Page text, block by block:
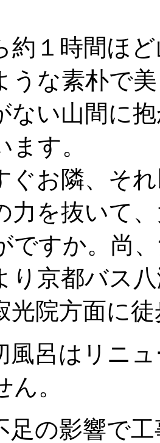
約１時間ほ
うな素朴で
ない山間に
ます。
ぐお隣、そ
力を抜いて
ですか。尚
り京都バス
光院方面に
風呂はリニ
。
足の影響で